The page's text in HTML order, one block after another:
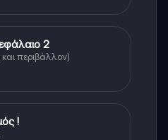
2
περιβάλλον)
!